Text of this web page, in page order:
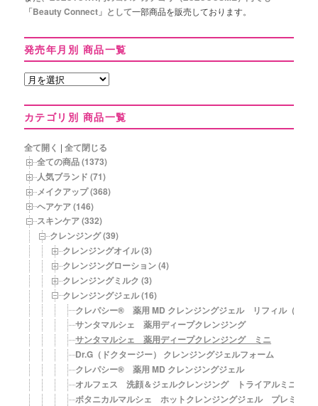
「Beauty Connect」として一部商品を販売しております。
発売年月別 商品一覧
発
年
月
別
商
品
一
覧
カテゴリ別 商品一覧
全て開く |全て閉じる
全ての商品 (1373)
人気ブランド (71)
メイクアップ (368)
ヘアケア (146)
スキンケア (332)
クレンジング (39)
クレンジングオイル (3)
クレンジングローション (4)
クレンジングミルク (3)
クレンジングジェル (16)
クレパシー® 薬用 MD クレンジングジェル リフィル（詰め
サンタマルシェ 薬用ディープクレンジング
サンタマルシェ 薬用ディープクレンジング ミニ
Dr.G（ドクタージー） クレンジングジェルフォーム
クレパシー® 薬用 MD クレンジングジェル
オルフェス 洗顔＆ジェルクレンジング トライアルミニパウ
ボタニカルマルシェ ホットクレンジングジェル プレミアム